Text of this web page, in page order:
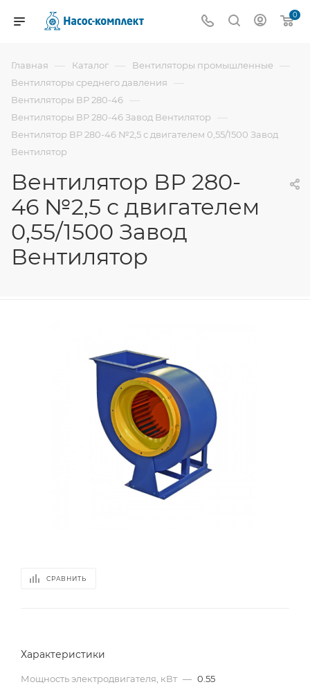
0
Главная — Каталог — Вентиляторы промышленные —
Вентиляторы среднего давления —
Вентиляторы ВР 280-46 —
Вентиляторы ВР 280-46 Завод Вентилятор —
Вентилятор ВР 280-46 №2,5 с двигателем 0,55/1500 Завод
Вентилятор
Вентилятор ВР 280-
46 №2,5 с двигателем
0,55/1500 Завод
Вентилятор
СРАВНИТЬ
Характеристики
Мощность электродвигателя, кВт — 0.55